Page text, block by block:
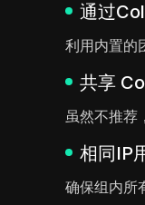
通过
利用内置的
共享
虽然不推荐
相同IP
确保组内所